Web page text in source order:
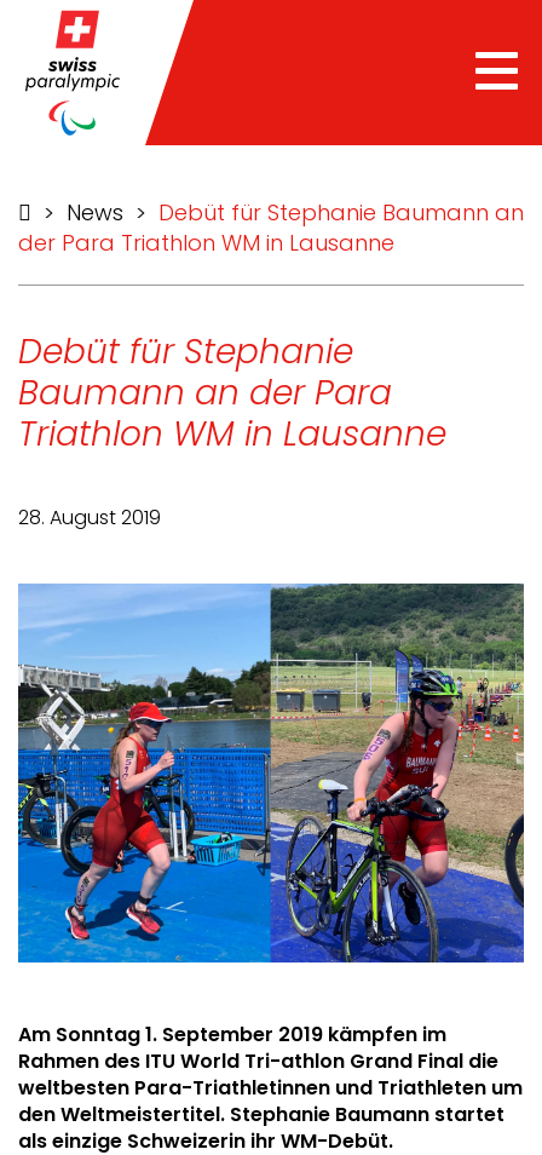
> News >
Debüt für Stephanie Baumann an
der Para Triathlon WM in Lausanne
Debüt für Stephanie
Baumann an der Para
Triathlon WM in Lausanne
28. August 2019
Am Sonntag 1. September 2019 kämpfen im
Rahmen des ITU World Tri-athlon Grand Final die
weltbesten Para-Triathletinnen und Triathleten um
den Weltmeistertitel. Stephanie Baumann startet
als einzige Schweizerin ihr WM-Debüt.